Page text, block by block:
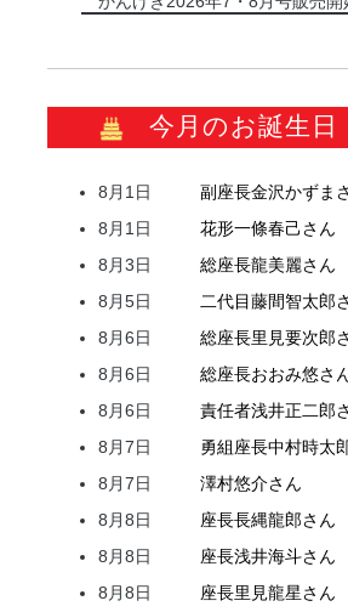
今月のお誕生日
8月1日 副座長金沢かずま
8月1日
花形一條春己さん
8月3日
総座長龍美麗さん
8月5日
二代目藤間智太郎
8月6日
総座長里見要次郎
8月6日
総座長おおみ悠さ
8月6日
責任者浅井正二郎
8月7日
勇組座長中村時太
8月7日
澤村悠介さん
8月8日
座長長縄龍郎さん
8月8日
座長浅井海斗さん
8月8日
座長里見龍星さん